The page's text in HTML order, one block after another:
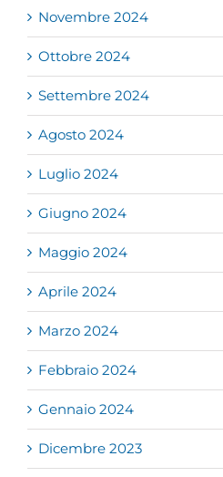
Novembre 2024
Ottobre 2024
Settembre 2024
Agosto 2024
Luglio 2024
Giugno 2024
Maggio 2024
Aprile 2024
Marzo 2024
Febbraio 2024
Gennaio 2024
Dicembre 2023